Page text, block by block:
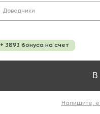
Доводчики
+ 3893 бонуса на счет
В
Напишите,